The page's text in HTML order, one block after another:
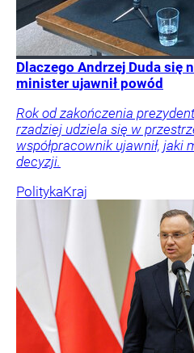
Dlaczego Andrzej Duda się
minister ujawnił powód
Rok od zakończenia
rzadziej udziela się w
współpracownik ujawnił, jaki
decyzji.
PolitykaKraj